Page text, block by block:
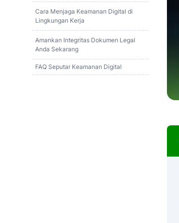
Cara Menjaga Keamanan Digital di
Lingkungan Kerja
Amankan Integritas Dokumen Legal
Anda Sekarang
FAQ Seputar Keamanan Digital